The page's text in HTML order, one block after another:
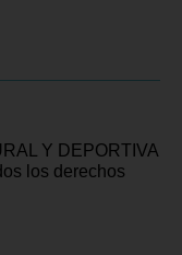
Y DEPORTIVA
los derechos